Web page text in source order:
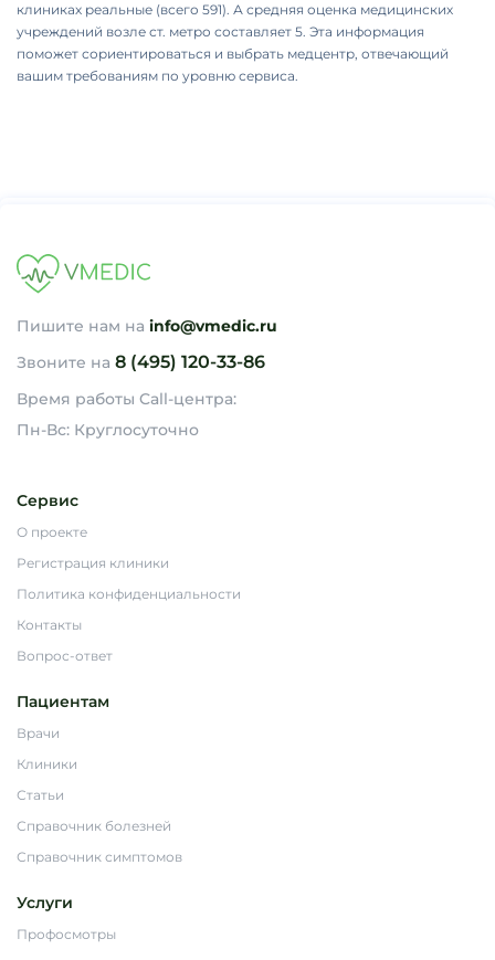
клиниках реальные (всего 591). А средняя оценка медицинских
учреждений возле ст. метро составляет 5. Эта информация
поможет сориентироваться и выбрать медцентр, отвечающий
вашим требованиям по уровню сервиса.
Сервис
О проекте
Регистрация клиники
Политика конфиденциальности
Контакты
Вопрос-ответ
Пациентам
Врачи
Клиники
Статьи
Справочник болезней
Справочник симптомов
Услуги
Профосмотры
Пишите нам на info@vmedic.ru
Звоните на 8 (495) 120-33-86
Время работы Call-центра:
Пн-Вс: Круглосуточно